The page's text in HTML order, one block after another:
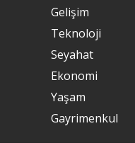
Gelişim
Teknoloji
Seyahat
Ekonomi
Yaşam
Gayrimenkul